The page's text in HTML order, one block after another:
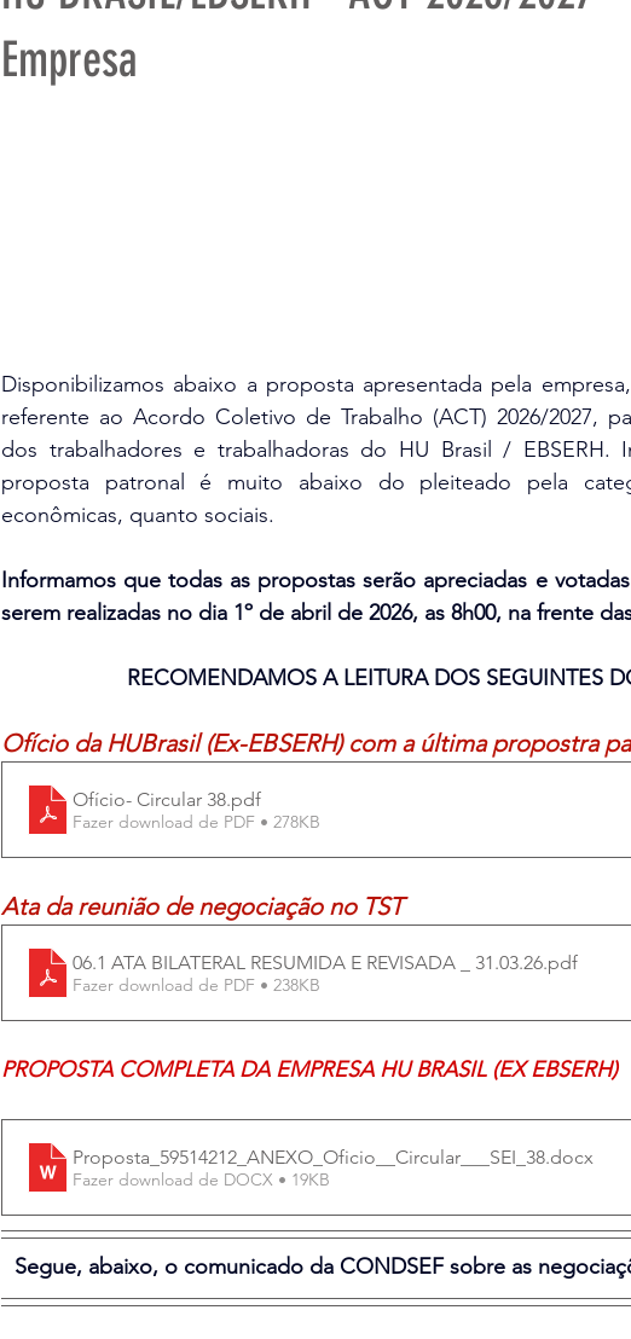
Empresa
Disponibilizamos abaixo a proposta apresentada pela
referente ao Acordo Coletivo de Trabalho (ACT) 2026/2027,
dos trabalhadores e trabalhadoras do HU Brasil / EBSERH.
proposta patronal é muito abaixo do pleiteado pela
econômicas, quanto sociais.
Informamos que todas as propostas serão apreciadas e
serem realizadas no dia 1º de abril de 2026, as 8h00, na frente
RECOMENDAMOS A LEITURA DOS SEGUINTES
Ofício da HUBrasil (Ex-EBSERH) com a última propostra
Ofício- Circular 38.pdf
Fazer download de PDF • 278KB
Ata da reunião de negociação no TST
06.1 ATA BILATERAL RESUMIDA E REVISADA _ 31.03.26.pdf
Fazer download de PDF • 238KB
PROPOSTA COMPLETA DA EMPRESA HU BRASIL (EX EBSERH)
Proposta_59514212_ANEXO_Oficio__Circular___SEI_38.docx
Fazer download de DOCX • 19KB
Segue, abaixo, o comunicado da CONDSEF sobre as